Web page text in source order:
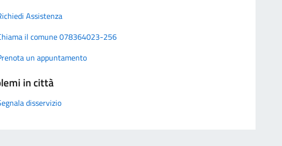
Assistenza
il comune 078364023-256
un appuntamento
in città
disservizio